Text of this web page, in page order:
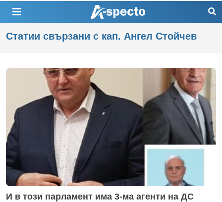
Статии свързани с кап. Ангел Стойчев
И в този парламент има 3-ма агенти на ДС